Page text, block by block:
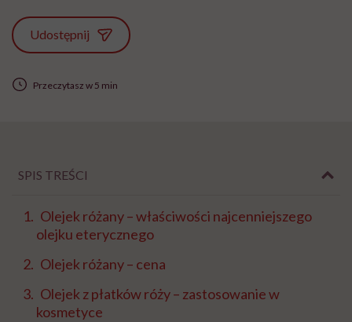
Udostępnij
Przeczytasz w 5 min
SPIS TREŚCI
Olejek różany – właściwości najcenniejszego
olejku eterycznego
Olejek różany – cena
Olejek z płatków róży – zastosowanie w
kosmetyce